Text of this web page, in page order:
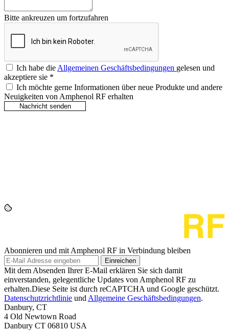
Bitte ankreuzen um fortzufahren
Ich habe dieAllgemeinen Geschäftsbedingungen gelesen und
akzeptiere sie *
Ich möchte gerne Informationen über neue Produkte und andere
Neuigkeiten von Amphenol RF erhalten
Abonnieren und mit Amphenol RF in Verbindung bleiben
Einreichen
Mit dem Absenden Ihrer E-Mail erklären Sie sich damit
einverstanden, gelegentliche Updates von Amphenol RF zu
erhalten.Diese Seite ist durch reCAPTCHA und Google geschützt.
Datenschutzrichtlinie und Allgemeine Geschäftsbedingungen.
Danbury, CT
4 Old Newtown Road
Danbury CT 06810 USA